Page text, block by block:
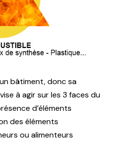
bâtiment, donc sa
à agir sur les 3 faces du
d’éléments
des éléments
ou alimenteurs